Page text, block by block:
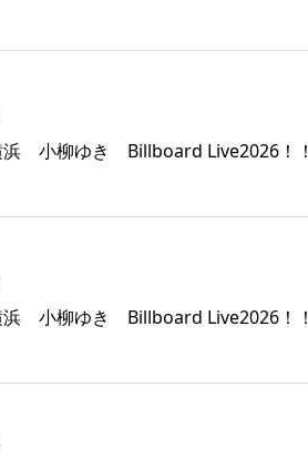
小柳ゆき Billboard Live2026！！
小柳ゆき Billboard Live2026！！